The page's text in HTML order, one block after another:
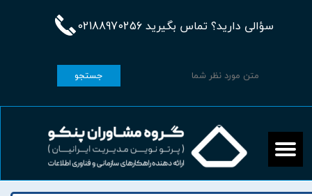
سؤالی دارید؟ تماس بگیرید 02188970256
جستجو